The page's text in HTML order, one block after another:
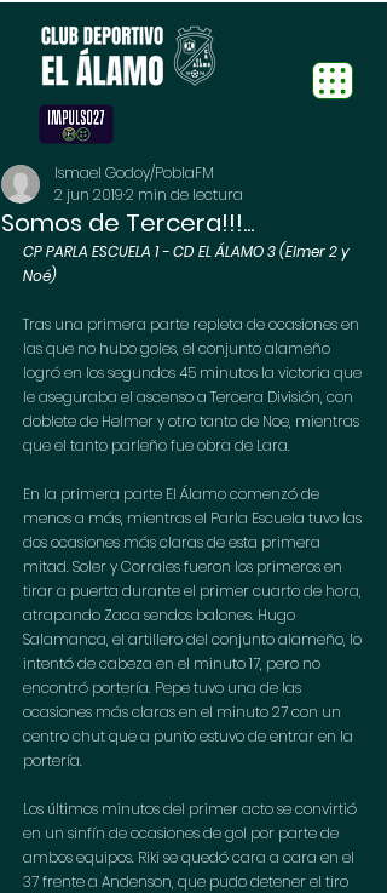
Somos de Tercera!!!...
Ismael Godoy/PoblaFM
2 jun 20192 min de lectura
CP PARLA ESCUELA 1 - CD EL ÁLAMO 3 (Elmer 2 y
Noé)
Tras una primera parte repleta de ocasiones en
las que no hubo goles, el conjunto alameño
logró en los segundos 45 minutos la victoria que
le aseguraba el ascenso a Tercera División, con
doblete de Helmer y otro tanto de Noe, mientras
que el tanto parleño fue obra de Lara.
En la primera parte El Álamo comenzó de
menos a más, mientras el Parla Escuela tuvo las
dos ocasiones más claras de esta primera
mitad. Soler y Corrales fueron los primeros en
tirar a puerta durante el primer cuarto de hora,
atrapando Zaca sendos balones. Hugo
Salamanca, el artillero del conjunto alameño, lo
intentó de cabeza en el minuto 17, pero no
encontró portería. Pepe tuvo una de las
ocasiones más claras en el minuto 27 con un
centro chut que a punto estuvo de entrar en la
portería.
Los últimos minutos del primer acto se convirtió
en un sinfín de ocasiones de gol por parte de
ambos equipos. Riki se quedó cara a cara en el
37 frente a Andenson, que pudo detener el tiro